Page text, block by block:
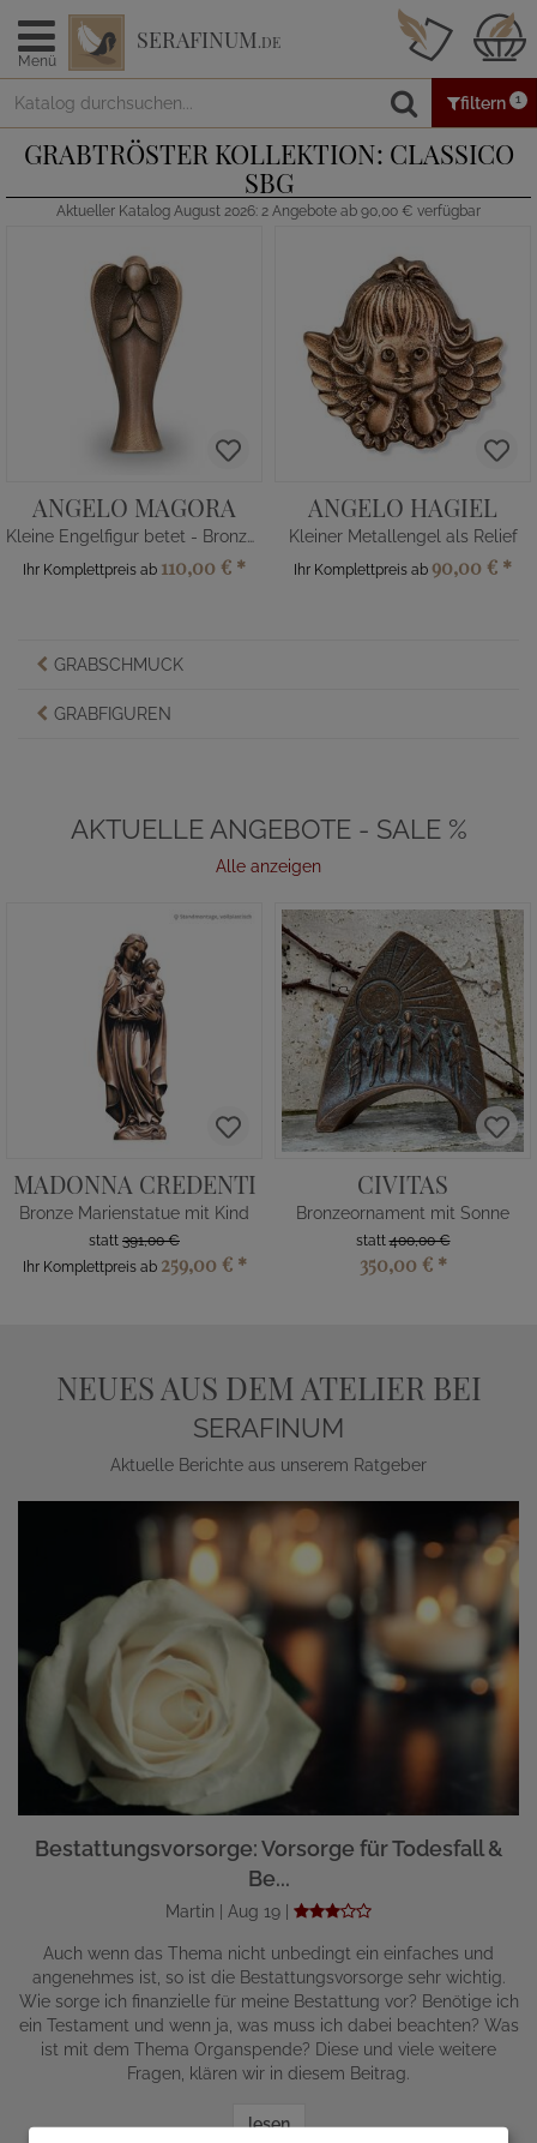
Menü
SERAFINUM.DE
filtern 1
GRABTRÖSTER KOLLEKTION: CLASSICO
SBG
Aktueller Katalog August 2026: 2 Angebote ab 90,00 € verfügbar
ANGELO MAGORA
Kleine Engelfigur betet - Bronzeguss
Ihr Komplettpreis ab 110,00 € *
ANGELO HAGIEL
Kleiner Metallengel als Relief
Ihr Komplettpreis ab 90,00 € *
GRABSCHMUCK
GRABFIGUREN
AKTUELLE ANGEBOTE - SALE %
Alle anzeigen
MADONNA CREDENTI
Bronze Marienstatue mit Kind
statt 391,00 €
Ihr Komplettpreis ab 259,00 € *
CIVITAS
Bronzeornament mit Sonne
statt400,00 €
350,00 € *
NEUES AUS DEM ATELIER BEI
SERAFINUM
Aktuelle Berichte aus unserem Ratgeber
Bestattungsvorsorge: Vorsorge für Todesfall &
Be...
Martin | Aug 19 |
Auch wenn das Thema nicht unbedingt ein einfaches und
angenehmes ist, so ist die Bestattungsvorsorge sehr wichtig.
Wie sorge ich finanzielle für meine Bestattung vor? Benötige ich
ein Testament und wenn ja, was muss ich dabei beachten? Was
ist mit dem Thema Organspende? Diese und viele weitere
Fragen, klären wir in diesem Beitrag.
lesen